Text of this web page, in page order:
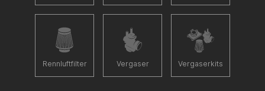
Rennluftfilter Vergaser Vergaserkits